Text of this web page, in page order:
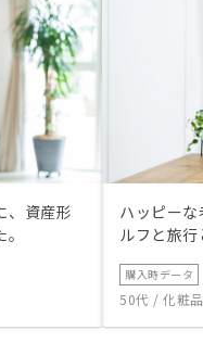
、資産形
ハッピー
ルフと旅
購入時データ
50代 / 化粧